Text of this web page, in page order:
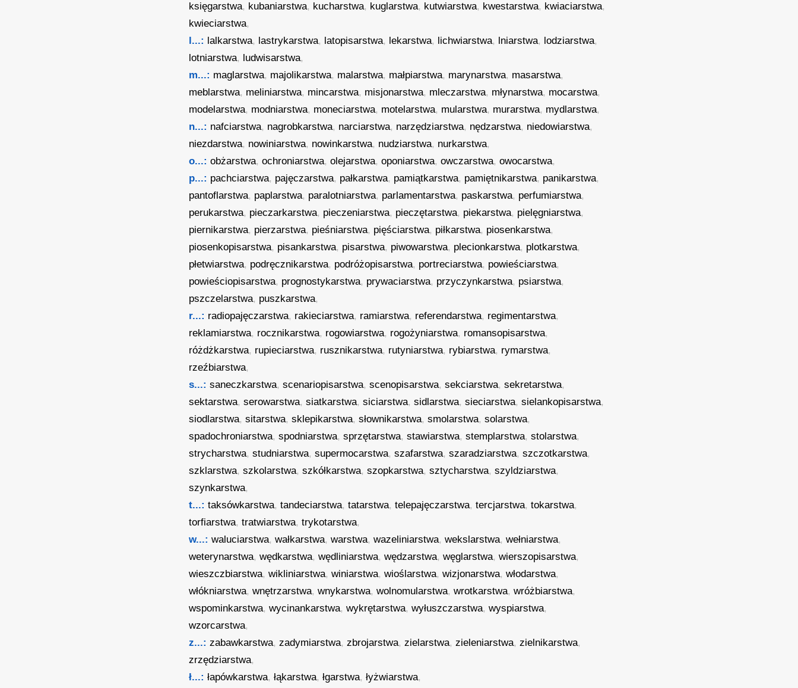
księgarstwa, kubaniarstwa, kucharstwa, kuglarstwa, kutwiarstwa, kwestarstwa, kwiaciarstwa,
kwieciarstwa,
l...: lalkarstwa, lastrykarstwa, latopisarstwa, lekarstwa, lichwiarstwa, lniarstwa, lodziarstwa,
lotniarstwa, ludwisarstwa,
m...: maglarstwa, majolikarstwa, malarstwa, małpiarstwa, marynarstwa, masarstwa,
meblarstwa, meliniarstwa, mincarstwa, misjonarstwa, mleczarstwa, młynarstwa, mocarstwa,
modelarstwa, modniarstwa, moneciarstwa, motelarstwa, mularstwa, murarstwa, mydlarstwa,
n...: nafciarstwa, nagrobkarstwa, narciarstwa, narzędziarstwa, nędzarstwa, niedowiarstwa,
niezdarstwa, nowiniarstwa, nowinkarstwa, nudziarstwa, nurkarstwa,
o...: obżarstwa,ochroniarstwa,olejarstwa,oponiarstwa,owczarstwa,owocarstwa,
p...: pachciarstwa, pajęczarstwa, pałkarstwa, pamiątkarstwa, pamiętnikarstwa, panikarstwa,
pantoflarstwa, paplarstwa, paralotniarstwa, parlamentarstwa, paskarstwa, perfumiarstwa,
perukarstwa, pieczarkarstwa, pieczeniarstwa, pieczętarstwa, piekarstwa, pielęgniarstwa,
piernikarstwa, pierzarstwa, pieśniarstwa, pięściarstwa, piłkarstwa, piosenkarstwa,
piosenkopisarstwa, pisankarstwa, pisarstwa, piwowarstwa, plecionkarstwa, plotkarstwa,
płetwiarstwa, podręcznikarstwa, podróżopisarstwa, portreciarstwa, powieściarstwa,
powieściopisarstwa, prognostykarstwa, prywaciarstwa, przyczynkarstwa, psiarstwa,
pszczelarstwa, puszkarstwa,
r...: radiopajęczarstwa, rakieciarstwa, ramiarstwa, referendarstwa, regimentarstwa,
reklamiarstwa, rocznikarstwa, rogowiarstwa, rogożyniarstwa, romansopisarstwa,
różdżkarstwa, rupieciarstwa, rusznikarstwa, rutyniarstwa, rybiarstwa, rymarstwa,
rzeźbiarstwa,
s...: saneczkarstwa,scenariopisarstwa,scenopisarstwa,sekciarstwa,sekretarstwa,
sektarstwa,serowarstwa,siatkarstwa,siciarstwa,sidlarstwa,sieciarstwa,sielankopisarstwa,
siodlarstwa,sitarstwa,sklepikarstwa,słownikarstwa,smolarstwa,solarstwa,
spadochroniarstwa,spodniarstwa,sprzętarstwa,stawiarstwa,stemplarstwa,stolarstwa,
strycharstwa,studniarstwa,supermocarstwa,szafarstwa,szaradziarstwa,szczotkarstwa,
szklarstwa,szkolarstwa,szkółkarstwa,szopkarstwa,sztycharstwa,szyldziarstwa,
szynkarstwa,
t...: taksówkarstwa,tandeciarstwa,tatarstwa,telepajęczarstwa,tercjarstwa,tokarstwa,
torfiarstwa,tratwiarstwa,trykotarstwa,
w...: waluciarstwa,wałkarstwa,warstwa,wazeliniarstwa,wekslarstwa,wełniarstwa,
weterynarstwa,wędkarstwa,wędliniarstwa,wędzarstwa,węglarstwa,wierszopisarstwa,
wieszczbiarstwa,wikliniarstwa,winiarstwa,wioślarstwa,wizjonarstwa,włodarstwa,
włókniarstwa,wnętrzarstwa,wnykarstwa,wolnomularstwa,wrotkarstwa,wróżbiarstwa,
wspominkarstwa,wycinankarstwa,wykrętarstwa,wyłuszczarstwa,wyspiarstwa,
wzorcarstwa,
z...: zabawkarstwa,zadymiarstwa,zbrojarstwa,zielarstwa,zieleniarstwa,zielnikarstwa,
zrzędziarstwa,
ł...: łapówkarstwa,łąkarstwa,łgarstwa,łyżwiarstwa,